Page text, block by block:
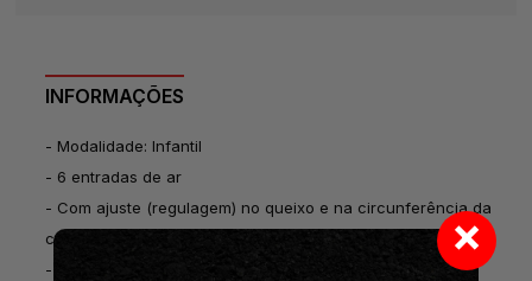
INFORMAÇÕES
- Modalidade: Infantil
- 6 entradas de ar
- Com ajuste (regulagem) no queixo e na circunferência da
cabeça
- Tamanho: P/M (48-52cm)
×